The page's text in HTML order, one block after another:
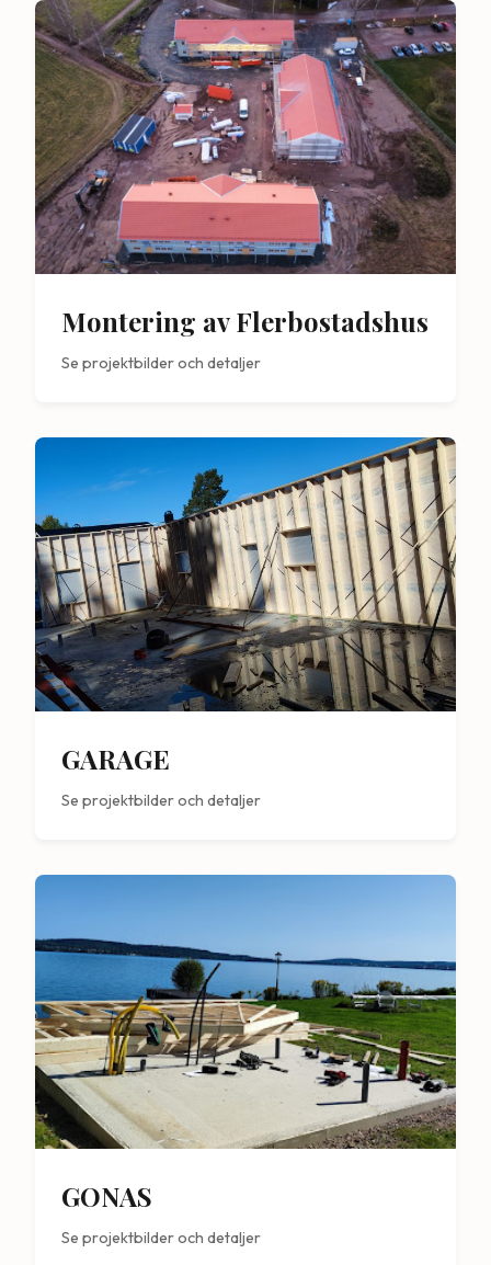
Montering av Flerbostadshus
Se projektbilder och detaljer
GARAGE
Se projektbilder och detaljer
GONAS
Se projektbilder och detaljer